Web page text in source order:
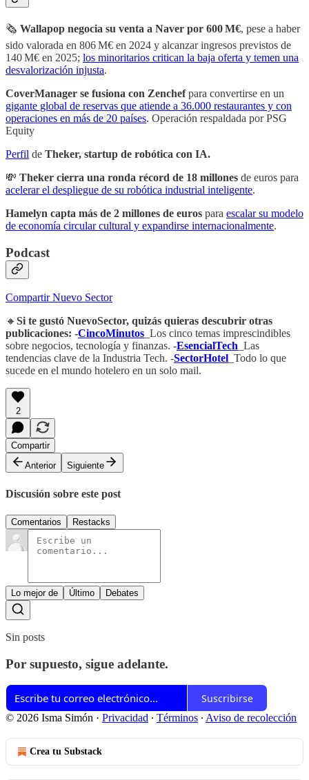
🗞 Wallapop negocia su venta a Naver por 600 M€, pese a haber
sido valorada en 806 M€ en 2024 y alcanzar ingresos previstos de
140 M€ en 2025; los minoritarios critican la baja oferta y temen una
desvalorización injusta.
CoverManager se fusiona con Zenchefpara convertirse en un
gigante global de reservas que atiende a 36.000 restaurantes y con
operaciones en más de 20 países. Operación respaldada por PSG
Equity
Perfil de Theker, startup de robótica con IA.
💸 Theker cierra una ronda récord de 18 millones de euros para
acelerar el despliegue de su robótica industrial inteligente.
Hamelyn capta más de 2 millones de euros para escalar su modelo
de economía circular cultural y expandirse internacionalmente.
Podcast
Compartir Nuevo Sector
🔸 Si te gustó NuevoSector, quizás quieras descubrir otras
publicaciones: -CincoMinutos _Los cinco temas imprescindibles
sobre negocios, tecnología y finanzas. -EsencialTech _Las
tendencias clave de la Industria Tech. -SectorHotel _Todo lo que
sucede en el mundo hotelero en un solo mail.
2
Compartir
Anterior
Siguiente
Discusión sobre este post
Comentarios Restacks
Lo mejor de Último Debates
Sin posts
Por supuesto, sigue adelante.
Suscribirse
© 2026 Isma Simón · Privacidad ∙ Términos ∙ Aviso de recolección
Crea tu Substack